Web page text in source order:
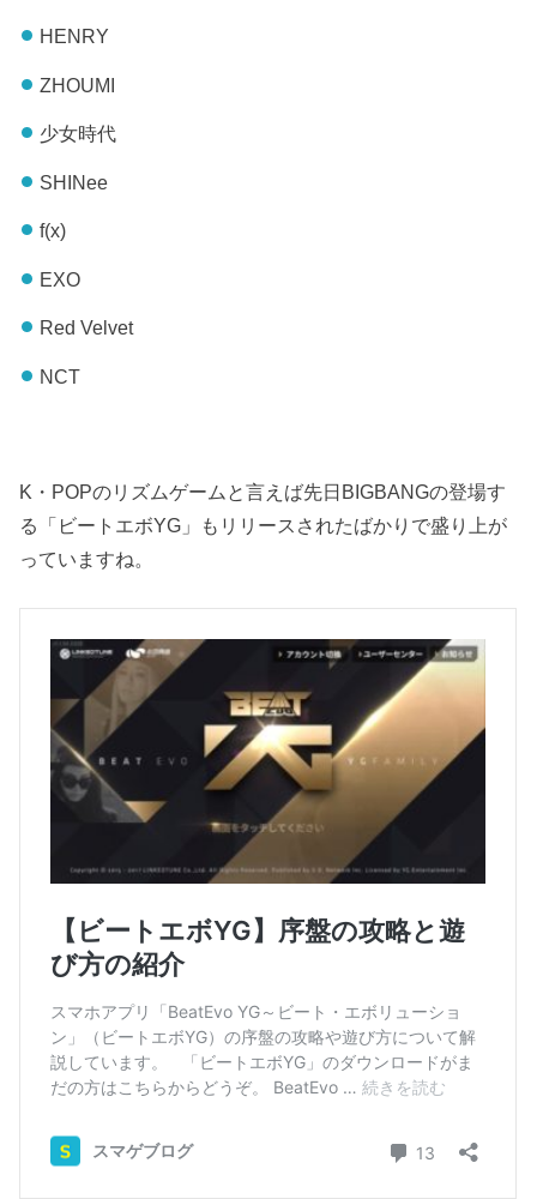
HENRY
ZHOUMI
少女時代
SHINee
f(x)
EXO
Red Velvet
NCT
K・POPのリズムゲームと言えば先日BIGBANGの登場す
る「ビートエボYG」もリリースされたばかりで盛り上が
っていますね。